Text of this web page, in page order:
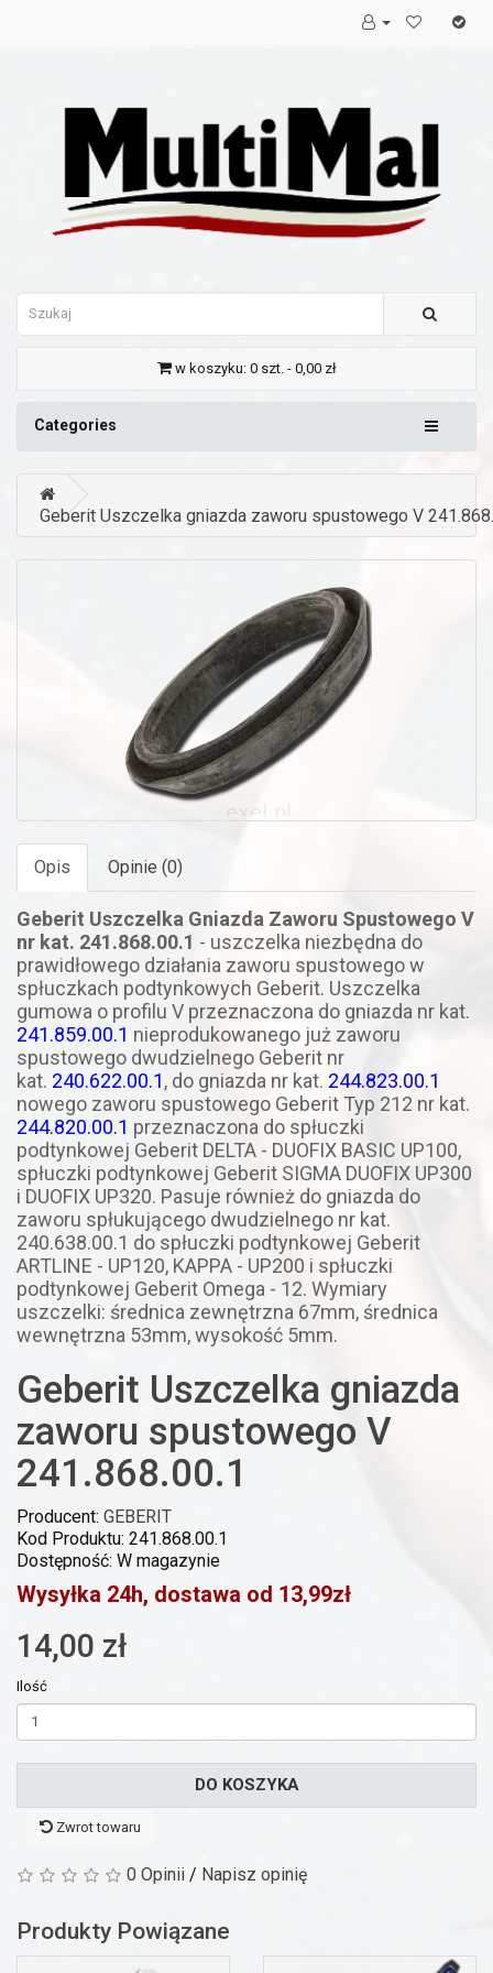
w koszyku: 0 szt. - 0,00 zł
Categories
Geberit Uszczelka gniazda zaworu spustowego V
Opis Opinie (0)
Geberit Uszczelka Gniazda Zaworu Spustowego V
nr kat. 241.868.00.1 - uszczelka niezbędna do
prawidłowego działania zaworu spustowego w
spłuczkach podtynkowych Geberit. Uszczelka
gumowa o profilu V przeznaczona do gniazda nr kat.
241.859.00.1 nieprodukowanego już zaworu
spustowego dwudzielnego Geberit nr
kat. 240.622.00.1, do gniazda nr kat. 244.823.00.1
nowego zaworu spustowego Geberit Typ 212 nr kat.
244.820.00.1 przeznaczona do spłuczki
podtynkowej Geberit DELTA - DUOFIX BASIC UP100,
spłuczki podtynkowej Geberit SIGMA DUOFIX UP300
i DUOFIX UP320. Pasuje również do gniazda do
zaworu spłukującego dwudzielnego nr kat.
240.638.00.1 do spłuczki podtynkowej Geberit
ARTLINE - UP120, KAPPA - UP200 i spłuczki
podtynkowej Geberit Omega - 12. Wymiary
uszczelki: średnica zewnętrzna 67mm, średnica
wewnętrzna 53mm, wysokość 5mm.
Geberit Uszczelka gniazda
zaworu spustowego V
241.868.00.1
Producent: GEBERIT
Kod Produktu: 241.868.00.1
Dostępność: W magazynie
Wysyłka 24h, dostawa od 13,99zł
14,00 zł
Ilość
DO KOSZYKA
Zwrot towaru
0 Opinii / Napisz opinię
Produkty Powiązane